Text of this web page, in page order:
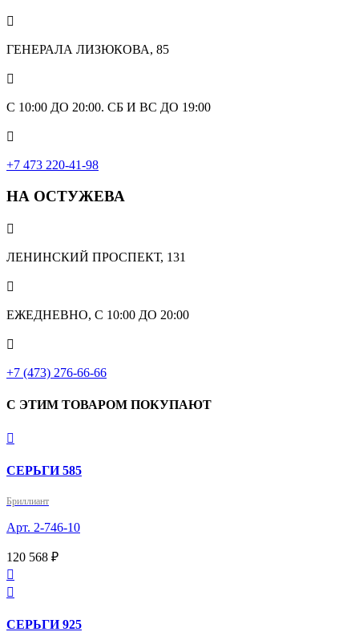

ГЕНЕРАЛА ЛИЗЮКОВА, 85

С 10:00 ДО 20:00. СБ И ВС ДО 19:00

+7 473 220-41-98
НА ОСТУЖЕВА

ЛЕНИНСКИЙ ПРОСПЕКТ, 131

ЕЖЕДНЕВНО, С 10:00 ДО 20:00

+7 (473) 276-66-66
С ЭТИМ ТОВАРОМ ПОКУПАЮТ

СЕРЬГИ 585
Бриллиант
Арт. 2-746-10
120 568 ₽


СЕРЬГИ 925